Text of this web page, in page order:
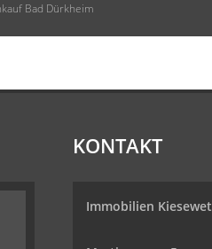
Bad Dürkheim
KONTAKT
Immobilien